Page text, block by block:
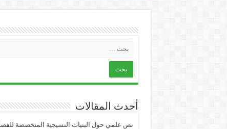
أحدث المقالات
نص علمي حول البنيات النسيجية المتخصصة